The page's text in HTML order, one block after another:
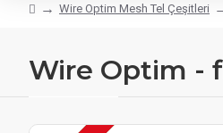
Wire Optim Mesh Tel Çeşitleri
Wire Optim -